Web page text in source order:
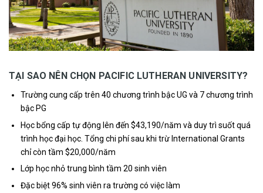
TẠI SAO NÊN CHỌN PACIFIC LUTHERAN UNIVERSITY?
Trường cung cấp trên 40 chương trình bậc UG và 7 chương trình
bậc PG
Học bổng cấp tự động lên đến $43,190/năm và duy trì suốt quá
trình học đại học. Tổng chi phí sau khi trừ International Grants
chỉ còn tầm $20,000/năm
Lớp học nhỏ trung bình tầm 20 sinh viên
Đặc biệt 96% sinh viên ra trường có việc làm